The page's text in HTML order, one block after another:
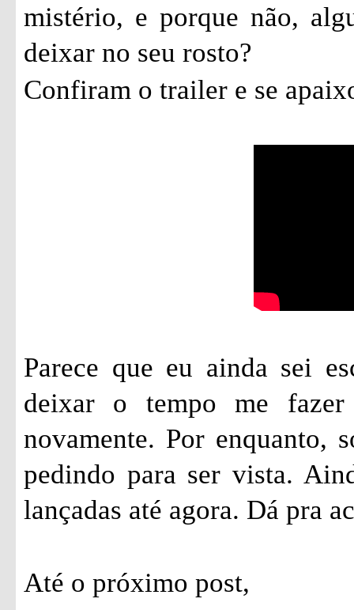
mistério, e porque não,
deixar no seu rosto?
Confiram o trailer e se
Parece que eu ainda sei
deixar o tempo me fazer
novamente. Por enquanto,
pedindo para ser vista.
lançadas até agora. Dá pra
Até o próximo post,